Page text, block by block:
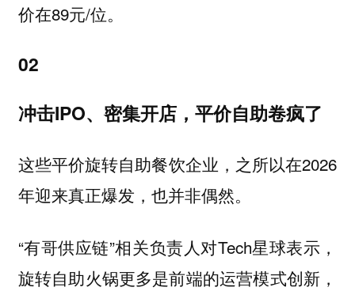
价在89元/位。
02
冲击IPO、密集开店，平价自助卷疯了
这些平价旋转自助餐饮企业，之所以在2026
年迎来真正爆发，也并非偶然。
“有哥供应链”相关负责人对Tech星球表示，
旋转自助火锅更多是前端的运营模式创新，